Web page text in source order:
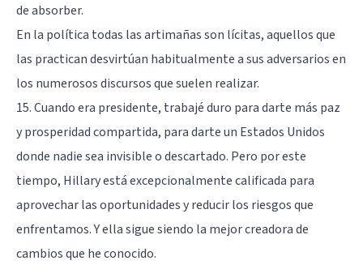
de absorber.
En la política todas las artimañas son lícitas, aquellos que
las practican desvirtúan habitualmente a sus adversarios en
los numerosos discursos que suelen realizar.
15. Cuando era presidente, trabajé duro para darte más paz
y prosperidad compartida, para darte un Estados Unidos
donde nadie sea invisible o descartado. Pero por este
tiempo, Hillary está excepcionalmente calificada para
aprovechar las oportunidades y reducir los riesgos que
enfrentamos. Y ella sigue siendo la mejor creadora de
cambios que he conocido.